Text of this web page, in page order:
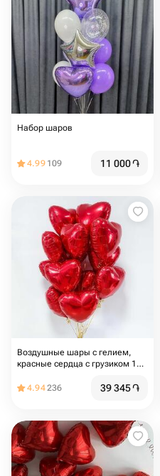
Набор шаров
4.99 109 11 000֏
Воздушные шары с гелием,
красные сердца с грузиком 15
4.94236 39 345֏